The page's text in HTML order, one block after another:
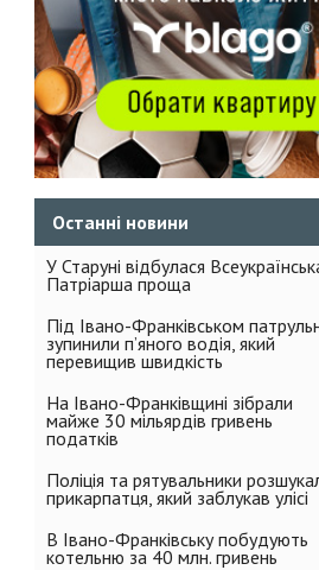
Останні новини
У Старуні відбулася
Патріарша проща
Під Івано-Франківськом
зупинили п’яного водія, який
перевищив швидкість
На Івано-Франківщині зібрали
майже 30 мільярдів гривень
податків
Поліція та рятувальники
прикарпатця, який заблукав улісі
В Івано-Франківську побудують
котельню за 40 млн. гривень